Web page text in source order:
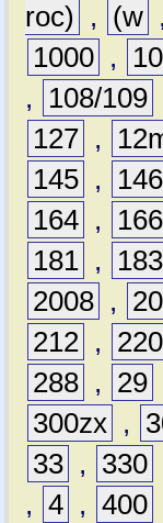
roc)
, (w ,
1000 ,
,
108/109
127 ,
145 , 146
164 , 166
181 , 183
2008 ,
212 , 220
288 , 29
300zx ,
33 , 330
, 4 , 400